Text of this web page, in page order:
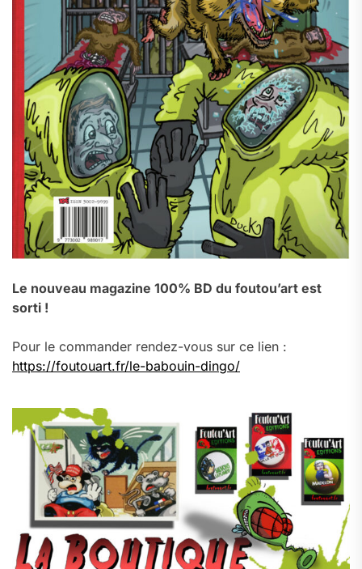
Le nouveau magazine 100% BD du foutou’art est
sorti !
Pour le commander rendez-vous sur ce lien :
https://foutouart.fr/le-babouin-dingo/